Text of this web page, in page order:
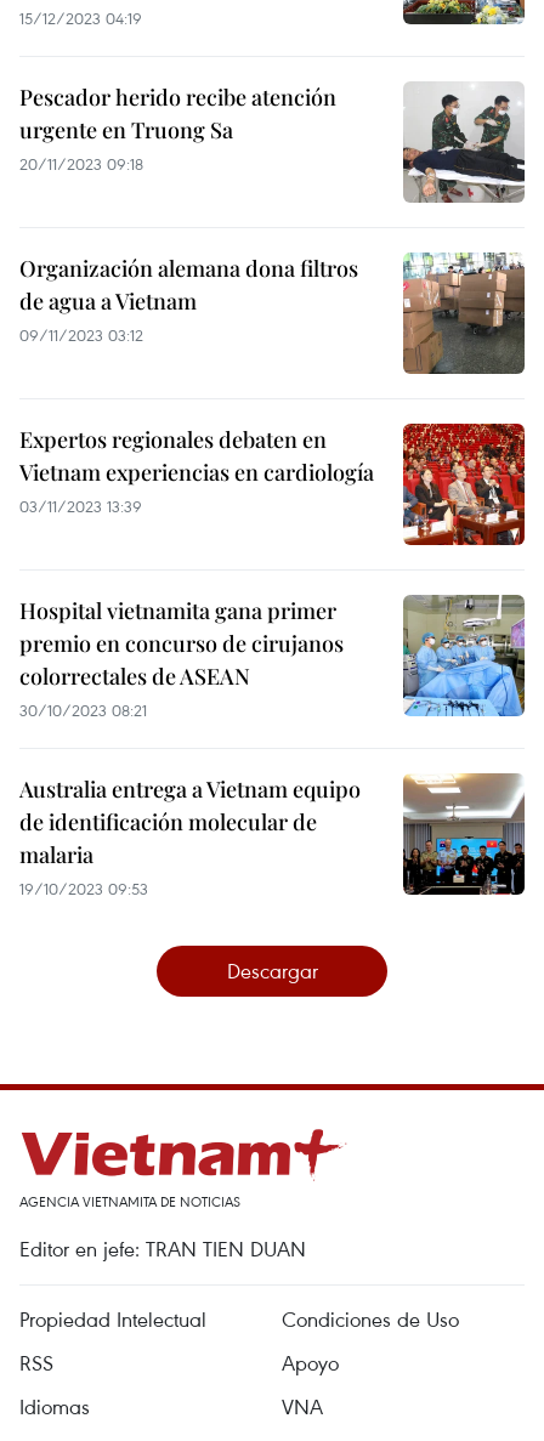
15/12/2023 04:19
Pescador herido recibe atención
urgente en Truong Sa
20/11/2023 09:18
Organización alemana dona filtros
de agua a Vietnam
09/11/2023 03:12
Expertos regionales debaten en
Vietnam experiencias en cardiología
03/11/2023 13:39
Hospital vietnamita gana primer
premio en concurso de cirujanos
colorrectales de ASEAN
30/10/2023 08:21
Australia entrega a Vietnam equipo
de identificación molecular de
malaria
19/10/2023 09:53
Descargar
AGENCIA VIETNAMITA DE NOTICIAS
Editor en jefe: TRAN TIEN DUAN
Propiedad Intelectual
Condiciones de Uso
RSS
Apoyo
Idiomas
VNA